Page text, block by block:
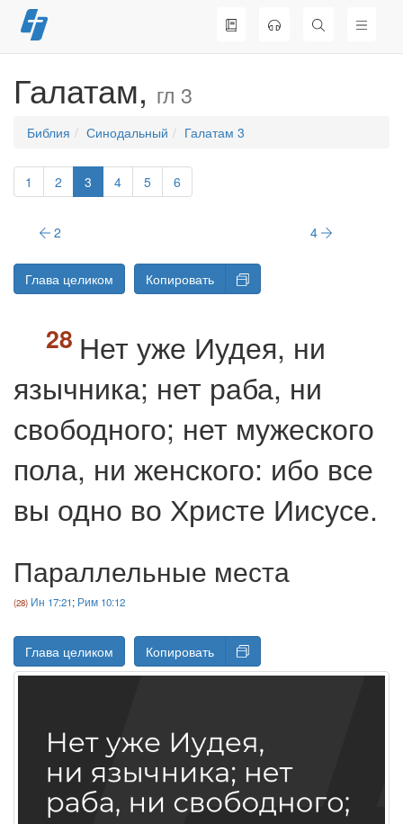
Перейти
к
Галатам, гл 3
Библия Синодальный Галатам 3
1 2 3 4 5 6
2 4
Глава целиком Копировать
Нет уже Иудея, ни
язычника; нет раба, ни
свободного; нет мужеского
пола, ни женского: ибо все
вы одно во Христе Иисусе.
Параллельные места
Ин 17:21; Рим 10:12
Глава целиком Копировать